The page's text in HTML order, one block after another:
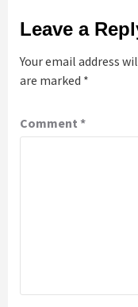
Leave a
Your email address
are marked *
Comment *